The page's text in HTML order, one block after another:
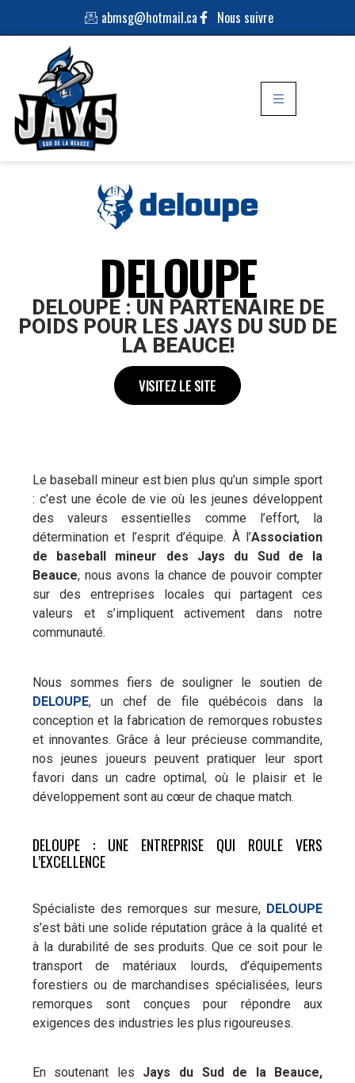
abmsg@hotmail.ca Nous suivre
DELOUPE
DELOUPE : UN PARTENAIRE DE
POIDS POUR LES JAYS DU SUD DE
LA BEAUCE!
VISITEZ LE SITE
Le baseball mineur est bien plus qu’un simple sport
: c’est une école de vie où les jeunes développent
des valeurs essentielles comme l’effort, la
détermination et l’esprit d’équipe. À l’Association
de baseball mineur des Jays du Sud de la
Beauce, nous avons la chance de pouvoir compter
sur des entreprises locales qui partagent ces
valeurs et s’impliquent activement dans notre
communauté.
Nous sommes fiers de souligner le soutien de
DELOUPE, un chef de file québécois dans la
conception et la fabrication de remorques robustes
et innovantes. Grâce à leur précieuse commandite,
nos jeunes joueurs peuvent pratiquer leur sport
favori dans un cadre optimal, où le plaisir et le
développement sont au cœur de chaque match.
DELOUPE : UNE ENTREPRISE QUI ROULE VERS
L’EXCELLENCE
Spécialiste des remorques sur mesure, DELOUPE
s’est bâti une solide réputation grâce à la qualité et
à la durabilité de ses produits. Que ce soit pour le
transport de matériaux lourds, d’équipements
forestiers ou de marchandises spécialisées, leurs
remorques sont conçues pour répondre aux
exigences des industries les plus rigoureuses.
En soutenant les Jays du Sud de la Beauce,